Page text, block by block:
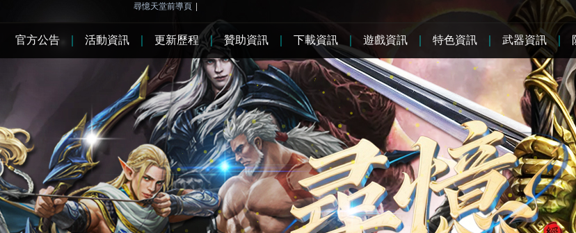
尋憶天堂前導頁